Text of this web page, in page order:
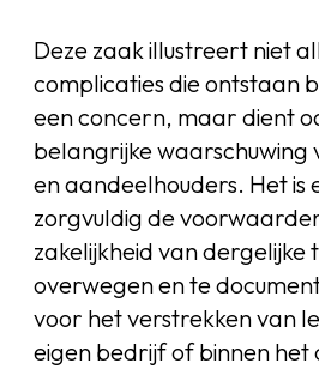
Deze zaak illustreert niet
complicaties die ontstaan
een concern, maar dient
belangrijke waarschuwing
en aandeelhouders. Het is
zorgvuldig de
zakelijkheid van dergelijke
overwegen en te
voor het verstrekken van
eigen bedrijf of binnen het